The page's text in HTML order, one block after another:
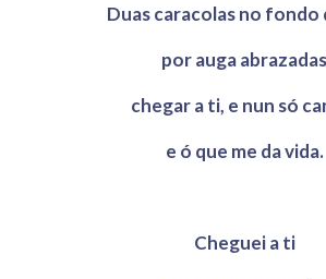
Duas caracolas no fondo
por auga abrazadas
chegar a ti, e nun só
e ó que me da vida.
Cheguei a ti